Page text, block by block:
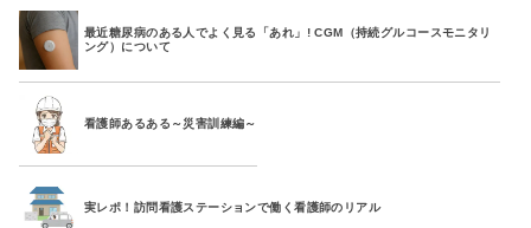
最近糖尿病のある人でよく見る「あれ」! CGM（持続グルコースモニタリ
ング）について
看護師あるある～災害訓練編～
実レポ！訪問看護ステーションで働く看護師のリアル